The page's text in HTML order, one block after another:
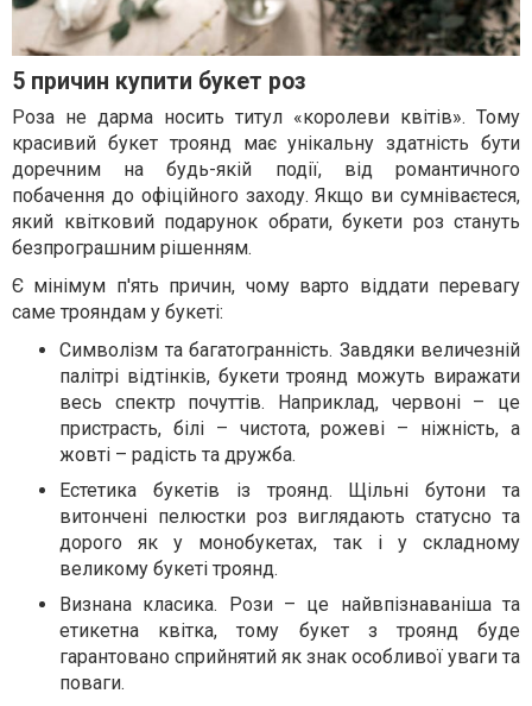
5 причин купити букет роз
Роза не дарма носить титул «королеви квітів». Тому
красивий букет троянд має унікальну здатність бути
доречним на будь-якій події, від романтичного
побачення до офіційного заходу. Якщо ви сумніваєтеся,
який квітковий подарунок обрати, букети роз стануть
безпрограшним рішенням.
Є мінімум п'ять причин, чому варто віддати перевагу
саме трояндам у букеті:
Символізм та багатогранність. Завдяки величезній
палітрі відтінків, букети троянд можуть виражати
весь спектр почуттів. Наприклад, червоні – це
пристрасть, білі – чистота, рожеві – ніжність, а
жовті – радість та дружба.
Естетика букетів із троянд. Щільні бутони та
витончені пелюстки роз виглядають статусно та
дорого як у монобукетах, так і у складному
великому букеті троянд.
Визнана класика. Рози – це найвпізнаваніша та
етикетна квітка, тому букет з троянд буде
гарантовано сприйнятий як знак особливої уваги та
поваги.